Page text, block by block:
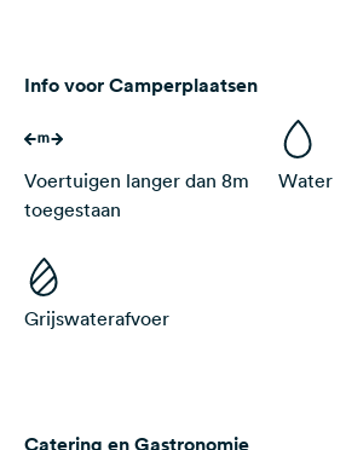
Info voor Camperplaatsen
Voertuigen langer dan 8m
toegestaan
Water
Grijswaterafvoer
Catering en Gastronomie